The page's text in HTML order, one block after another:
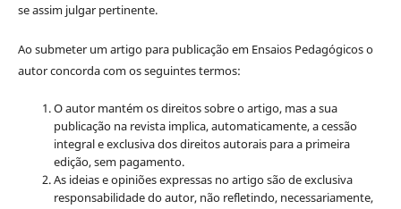
se assim julgar pertinente.
Ao submeter um artigo para publicação em Ensaios Pedagógicos o
autor concorda com os seguintes termos:
O autor mantém os direitos sobre o artigo, mas a sua
publicação na revista implica, automaticamente, a cessão
integral e exclusiva dos direitos autorais para a primeira
edição, sem pagamento.
As ideias e opiniões expressas no artigo são de exclusiva
responsabilidade do autor, não refletindo, necessariamente,